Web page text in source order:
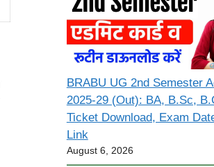
BRABU UG 2nd Semester
2025-29 (Out): BA, B.Sc,
Ticket Download, Exam
Link
August 6, 2026